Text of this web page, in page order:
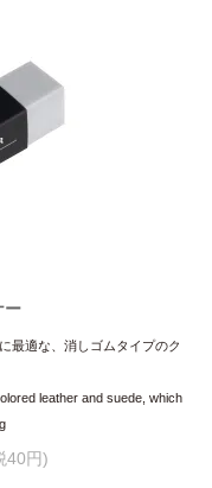
ー
最適な、消しゴムタイプのク
leather and suede, which
40円)